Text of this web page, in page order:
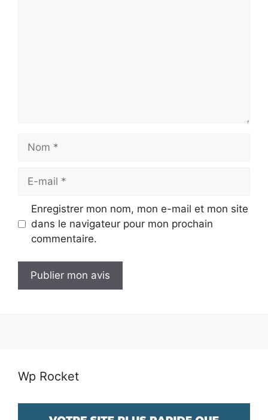
mail
Enregistrer mon nom, mon e-mail et mon site
dans le navigateur pour mon prochain
commentaire.
Wp Rocket